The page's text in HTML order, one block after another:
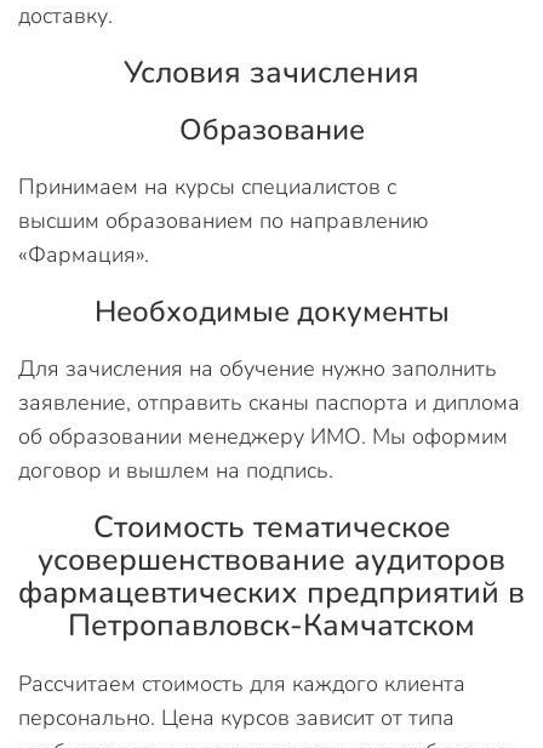
доставку.
Условия зачисления
Образование
Принимаем на курсы специалистов с
высшим образованием по направлению
«Фармация».
Необходимые документы
Для зачисления на обучение нужно заполнить
заявление, отправить сканы паспорта и диплома
об образовании менеджеру ИМО. Мы оформим
договор и вышлем на подпись.
Стоимость тематическое
усовершенствование аудиторов
фармацевтических предприятий в
Петропавловск-Камчатском
Рассчитаем стоимость для каждого клиента
персонально. Цена курсов зависит от типа